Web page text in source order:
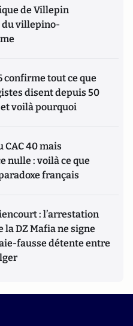
de Villepin
du villepino-
confirme tout ce que
disent depuis 50
et voilà pourquoi
CAC 40 mais
nulle : voilà ce que
français
: l’arrestation
la DZ Mafia ne signe
fausse détente entre